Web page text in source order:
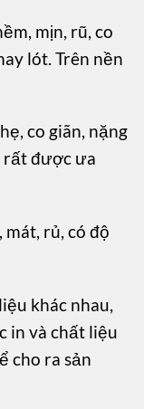
mịn, rũ, co
lót. Trên nền
co giãn, nặng
rất được ưa
mát, rủ, có độ
khác nhau,
in và chất liệu
cho ra sản